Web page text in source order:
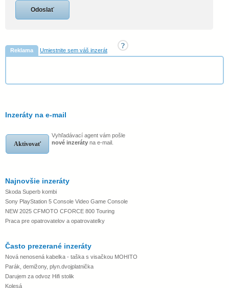
Reklama Umiestnite sem váš inzerát
Inzeráty na e-mail
Aktivovať
Vyhľadávací agent vám pošle
nové inzeráty na e-mail.
Najnovšie inzeráty
Skoda Superb kombi
Sony PlayStation 5 Console Video Game Console
NEW 2025 CFMOTO CFORCE 800 Touring
Praca pre opatrovatelov a opatrovatelky
Často prezerané inzeráty
Nová nenosená kabelka - taška s visačkou MOHITO
Parák, demižony, plyn.dvojplatnička
Darujem za odvoz Hifi stolik
Kolesá